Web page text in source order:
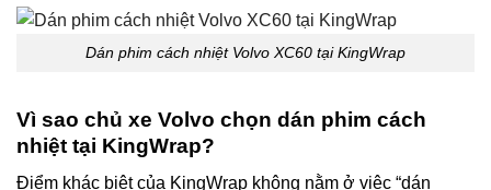
Dán phim cách nhiệt Volvo XC60 tại KingWrap
Vì sao chủ xe Volvo chọn dán phim cách
nhiệt tại KingWrap?
Điểm khác biệt của KingWrap không nằm ở việc “dán